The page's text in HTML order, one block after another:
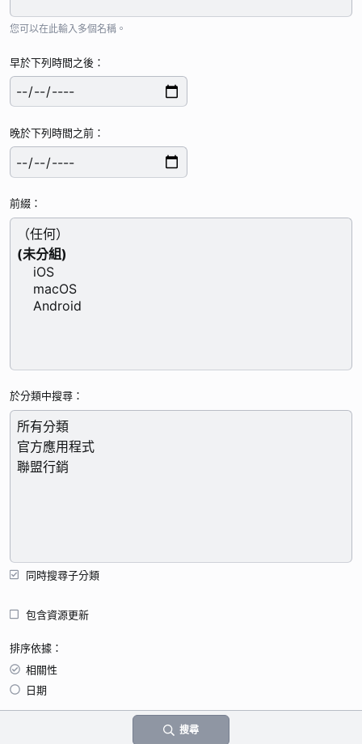
您可以在此輸入多個名稱。
早於下列時間之後
晚於下列時間之前
前綴
於分類中搜尋
同時搜尋子分類
包含資源更新
排序依據
相關性
日期
搜尋